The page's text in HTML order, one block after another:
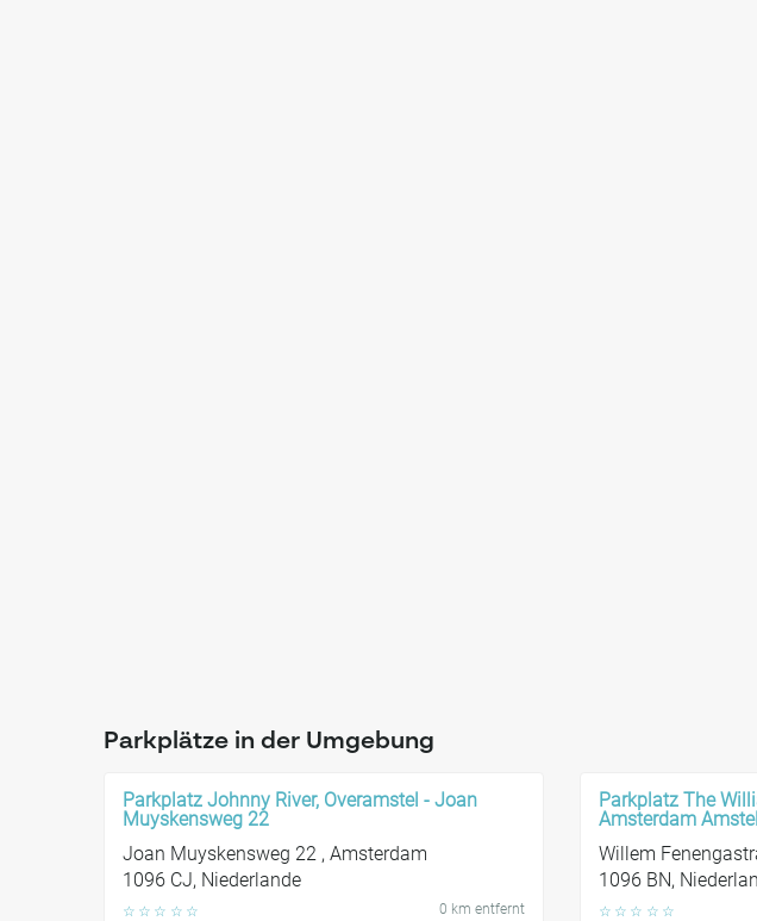
Parkplätze in der Umgebung
Parkplatz Johnny River, Overamstel - Joan
Muyskensweg 22
Joan Muyskensweg 22 , Amsterdam
1096 CJ, Niederlande
☆ ☆ ☆ ☆ ☆ 0 km entfernt
Parkplatz The
Amsterdam Amstel
Willem
1096 BN,
☆ ☆ ☆ ☆ ☆